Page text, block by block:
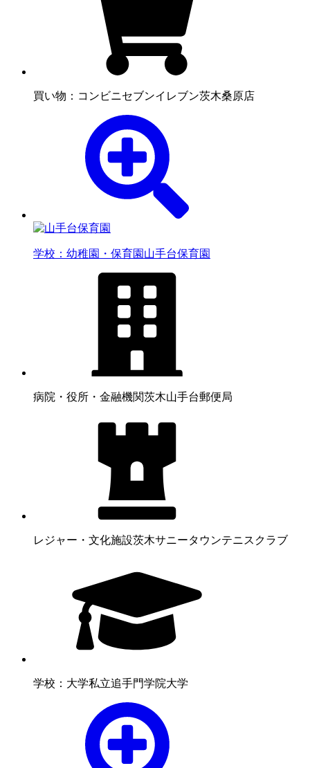
買い物：コンビニセブンイレブン茨木桑原店
学校：幼稚園・保育園 山手台保育園
病院・役所・金融機関茨木山手台郵便局
レジャー・文化施設茨木サニータウンテニスクラブ
学校：大学私立追手門学院大学